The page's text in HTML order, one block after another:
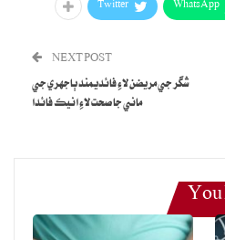
WhatsApp
Twitter
NEXT POST
شگر جي مريضن لاءِ فائديمند ٻاجهري جي
ماني جا صحت لاءِ انيڪ فائدا